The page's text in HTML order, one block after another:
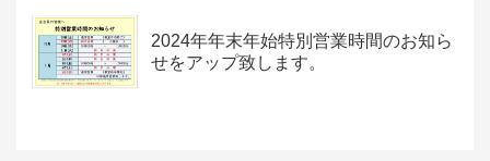
2024年年末年始特別営業時間のお知ら
せをアップ致します。